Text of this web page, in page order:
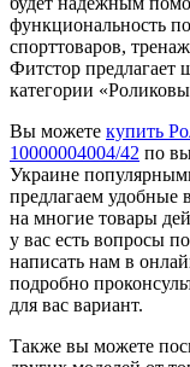
функциональность
спорттоваров,
Фитстор предлагает
категории
Вы можете купить
10000004004/42 по
Украине
предлагаем удобные
на многие товары
у вас есть вопросы
написать нам в
подробно
для вас вариант.
Также вы можете